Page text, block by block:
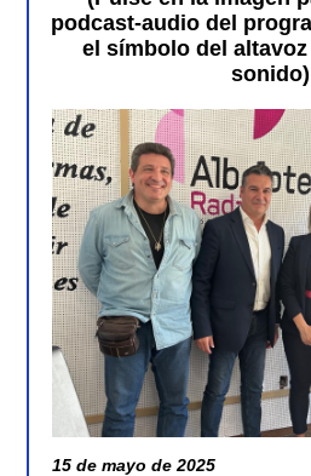
podcast-audio del
el símbolo del altavoz
sonido)
15 de mayo de 2025